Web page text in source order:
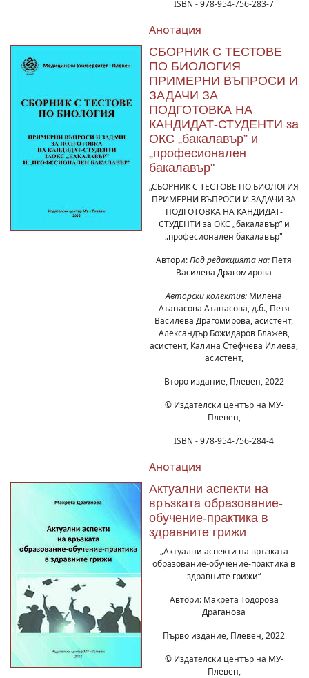
ISBN - 978-954-756-283-7
Анотация
СБОРНИК С ТЕСТОВЕ
ПО БИОЛОГИЯ
ПРИМЕРНИ ВЪПРОСИ И
ЗАДАЧИ ЗА
ПОДГОТОВКА НА
КАНДИДАТ-СТУДЕНТИ за
ОКС „бакалавър” и
„професионален
бакалавър"
„СБОРНИК С ТЕСТОВЕ ПО БИОЛОГИЯ
ПРИМЕРНИ ВЪПРОСИ И ЗАДАЧИ ЗА
ПОДГОТОВКА НА КАНДИДАТ-
СТУДЕНТИ за ОКС „бакалавър” и
„професионален бакалавър"
Автори:Под редакцията на: Петя
Василева Драгомирова
Авторски колектив: Милена
Атанасова Атанасова, д.б., Петя
Василева Драгомирова, асистент,
Александър Божидаров Блажев,
асистент, Калина Стефчева Илиева,
асистент,
Второ издание, Плевен, 2022
© Издателски център на МУ-
Плевен,
ISBN - 978-954-756-284-4
Анотация
Актуални аспекти на
връзката образование-
обучение-практика в
здравните грижи
„Актуални аспекти на връзката
образование-обучение-практика в
здравните грижи“
Автори: Макрета Тодорова
Драганова
Първо издание, Плевен, 2022
© Издателски център на МУ-
Плевен,